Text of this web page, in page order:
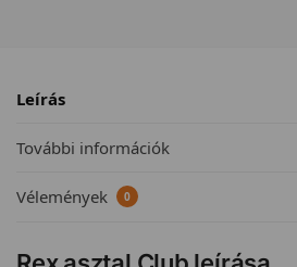
Leírás
További információk
Vélemények 0